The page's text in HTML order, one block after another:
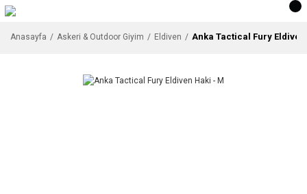
Anasayfa Askeri & Outdoor Giyim Eldiven Anka Tactical Fury